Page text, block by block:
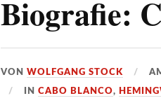
Biografie:
VONWOLFGANG STOCK
INCABO BLANCO,